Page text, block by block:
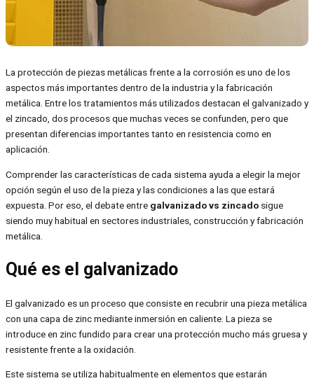
La protección de piezas metálicas frente a la corrosión es uno de los
aspectos más importantes dentro de la industria y la fabricación
metálica. Entre los tratamientos más utilizados destacan el galvanizado y
el zincado, dos procesos que muchas veces se confunden, pero que
presentan diferencias importantes tanto en resistencia como en
aplicación.
Comprender las características de cada sistema ayuda a elegir la mejor
opción según el uso de la pieza y las condiciones a las que estará
expuesta. Por eso, el debate entre galvanizado vs zincado sigue
siendo muy habitual en sectores industriales, construcción y fabricación
metálica.
Qué es el galvanizado
El galvanizado es un proceso que consiste en recubrir una pieza metálica
con una capa de zinc mediante inmersión en caliente. La pieza se
introduce en zinc fundido para crear una protección mucho más gruesa y
resistente frente a la oxidación.
Este sistema se utiliza habitualmente en elementos que estarán